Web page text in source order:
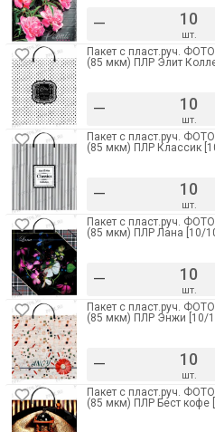
– шт.
Пакет с пласт.руч.
(85 мкм) ПЛР Элит
– шт.
Пакет с пласт.руч.
(85 мкм) ПЛР Классик
– шт.
Пакет с пласт.руч.
(85 мкм) ПЛР Лана [10/
– шт.
Пакет с пласт.руч.
(85 мкм) ПЛР Энжи [10/
– шт.
Пакет с пласт.руч.
(85 мкм) ПЛР Бест кофе